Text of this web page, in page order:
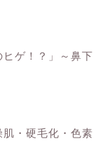
ゲ！？」～鼻下
・硬毛化・色素
情報■
健康